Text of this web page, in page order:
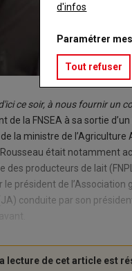
ce soir, à nous fournir un
de la FNSEA à sa sortie
la ministre de
était notamment
des producteurs de lait
président de
conduite par son
d'infos
Paramétrer
Tout refuser